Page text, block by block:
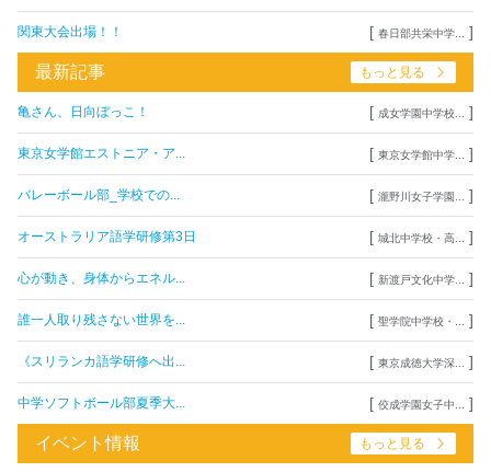
関東大会出場！！ [ 春日部共栄中学... ]
最新記事 もっと見る
亀さん、日向ぼっこ！ [ 成女学園中学校... ]
東京女学館エストニア・ア... [ 東京女学館中学... ]
バレーボール部_学校での... [ 瀧野川女子学園... ]
オーストラリア語学研修第3日 [ 城北中学校・高... ]
心が動き、身体からエネル... [ 新渡戸文化中学... ]
誰一人取り残さない世界を... [ 聖学院中学校・... ]
《スリランカ語学研修へ出... [ 東京成徳大学深... ]
中学ソフトボール部夏季大... [ 佼成学園女子中... ]
イベント情報 もっと見る